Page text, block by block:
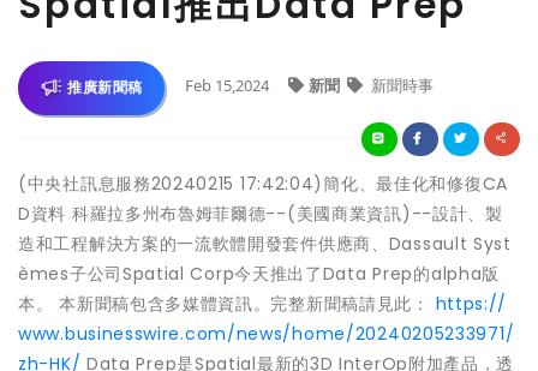
推廣新聞稿 Feb 15,2024 新聞 新聞時事
(中央社訊息服務20240215 17:42:04)簡化、最佳化和修復CA
D資料 科羅拉多州布魯姆菲爾德--(美國商業資訊)--設計、製
造和工程解決方案的一流軟體開發套件供應商、Dassault Syst
èmes子公司Spatial Corp今天推出了Data Prep的alpha版
本。 本新聞稿包含多媒體資訊。完整新聞稿請見此： https://
www.businesswire.com/news/home/20240205233971/
zh-HK/ Data Prep是Spatial最新的3D InterOp附加產品，透